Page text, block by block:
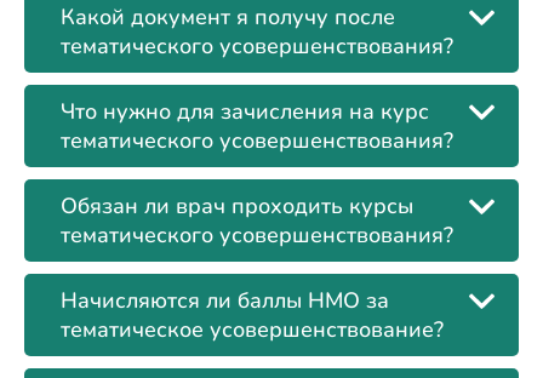
Какой документ я получу после
тематического усовершенствования?
Что нужно для зачисления на курс
тематического усовершенствования?
Обязан ли врач проходить курсы
тематического усовершенствования?
Начисляются ли баллы НМО за
тематическое усовершенствование?